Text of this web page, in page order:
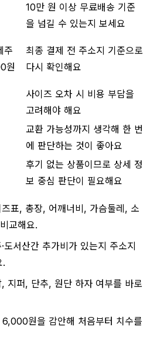
10만 원 이상 무료배송 기준
을 넘길 수 있는지 보세요
주
원
최종 결제 전 주소지 기준으로
다시 확인해요
사이즈 오차 시 비용 부담을
고려해야 해요
교환 가능성까지 생각해 한 번
에 판단하는 것이 좋아요
후기 없는 상품이므로 상세 정
보 중심 판단이 필요해요
즈표, 총장, 어깨너비, 가슴둘레, 소
교해요.
도서산간 추가비가 있는지 주소지
.
지퍼, 단추, 원단 하자 여부를 바로
6,000원을 감안해 처음부터 치수를